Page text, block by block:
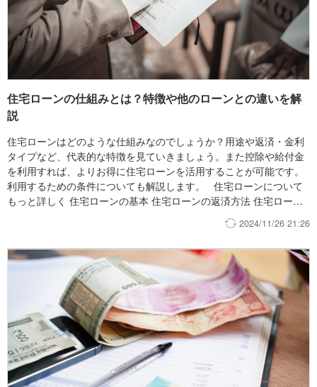
住宅ローンの仕組みとは？特徴や他のローンとの違いを解
説
住宅ローンはどのような仕組みなのでしょうか？用途や返済・金利
タイプなど、代表的な特徴を見ていきましょう。また控除や給付金
を利用すれば、よりお得に住宅ローンを活用することが可能です。
利用するための条件についても解説します。 住宅ローンについて
もっと詳しく 住宅ローンの基本 住宅ローンの返済方法 住宅ローン
2024/11/26 21:26